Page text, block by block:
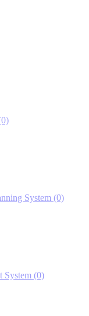
System (0)
System (0)